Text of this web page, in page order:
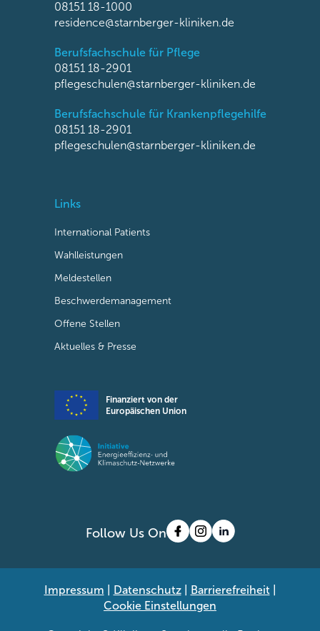
08151 18-1000
residence@starnberger-kliniken.de
Berufsfachschule für Pflege
08151 18-2901
pflegeschulen@starnberger-kliniken.de
Berufsfachschule für Krankenpflegehilfe
08151 18-2901
pflegeschulen@starnberger-kliniken.de
Links
International Patients
Wahlleistungen
Meldestellen
Beschwerdemanagement
Offene Stellen
Aktuelles & Presse
Finanziert von der
Europäischen Union
Follow Us On
Impressum Datenschutz| Barrierefreiheit
Cookie Einstellungen